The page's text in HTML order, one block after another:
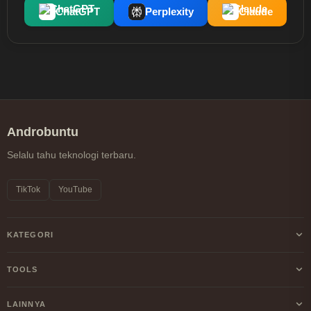
ChatGPT Perplexity Claude
Androbuntu
Selalu tahu teknologi terbaru.
TikTok YouTube
KATEGORI
Android
TOOLS
Kalkulator Profit/Loss Crypto
LAINNYA